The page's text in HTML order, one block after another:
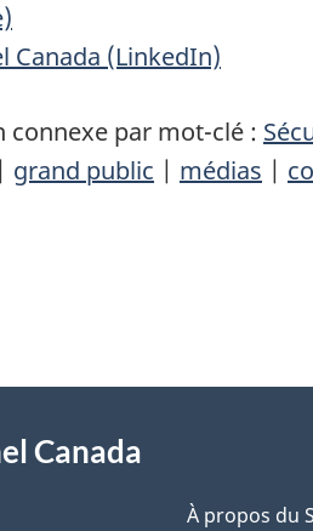
Canada (LinkedIn)
par mot-clé :
| grand public | médias |
Canada
À propos du